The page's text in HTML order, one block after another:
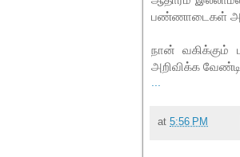
பண்ணாடைகள்
நான் வகிக்கும்
அறிவிக்க
at 5:56 PM